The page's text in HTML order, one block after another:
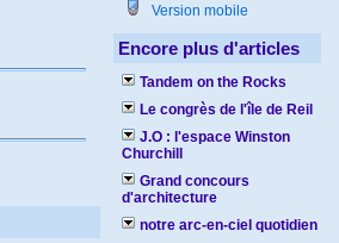
Version mobile
Encore plus d'articles
Tandem on the Rocks
Le congrès de l'île de Reil
J.O : l'espace Winston
Churchill
Grand concours
d'architecture
notre arc-en-ciel quotidien